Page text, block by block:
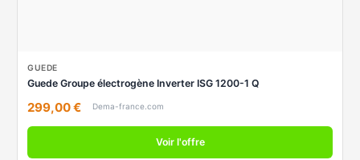
GUEDE
Guede Groupe électrogène Inverter ISG 1200-1 Q
299,00 € Dema-france.com
Voir l'offre